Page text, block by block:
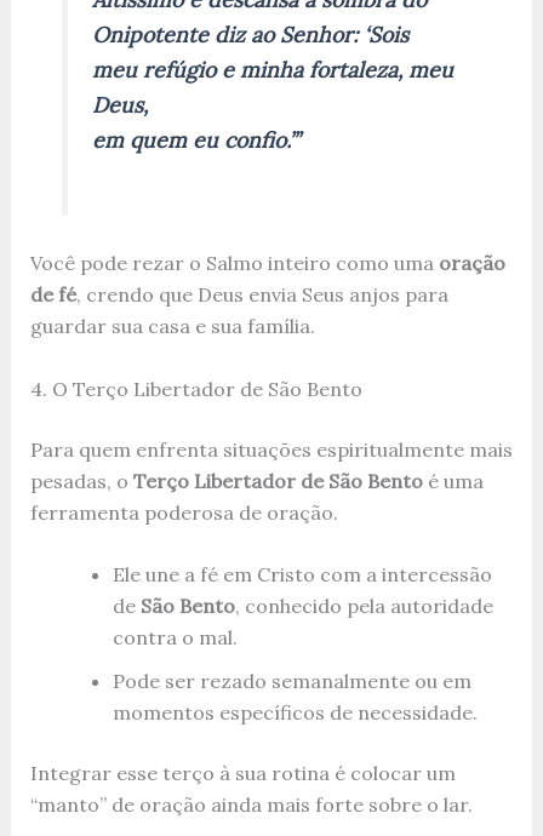
Onipotente diz ao Senhor: ‘Sois
meu refúgio e minha fortaleza, meu
Deus,
em quem eu confio.’”
Você pode rezar o Salmo inteiro como uma oração
de fé, crendo que Deus envia Seus anjos para
guardar sua casa e sua família.
4. O Terço Libertador de São Bento
Para quem enfrenta situações espiritualmente mais
pesadas, o Terço Libertador de São Bentoé uma
ferramenta poderosa de oração.
Ele une a fé em Cristo com a intercessão
de São Bento, conhecido pela autoridade
contra o mal.
Pode ser rezado semanalmente ou em
momentos específicos de necessidade.
Integrar esse terço à sua rotina é colocar um
“manto” de oração ainda mais forte sobre o lar.